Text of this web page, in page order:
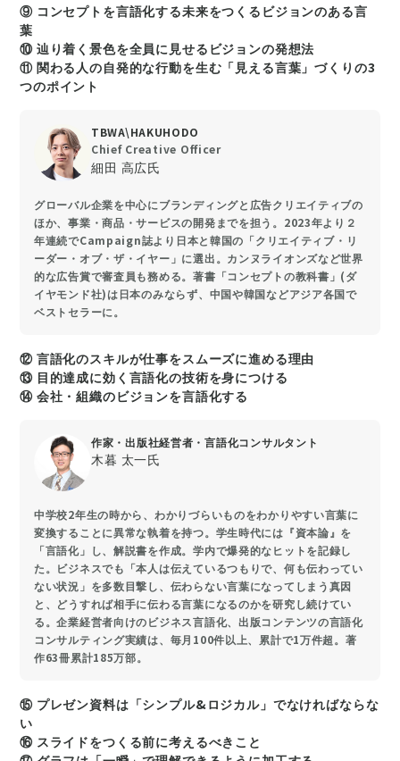
⑨ コンセプトを言語化する未来をつくるビジョンのある言
葉
⑩ 辿り着く景色を全員に見せるビジョンの発想法
⑪ 関わる人の自発的な行動を生む「見える言葉」づくりの3
つのポイント
TBWA\HAKUHODO
Chief Creative Officer
細田 高広氏
グローバル企業を中心にブランディングと広告クリエイティブの
ほか、事業・商品・サービスの開発までを担う。2023年より２
年連続でCampaign誌より日本と韓国の「クリエイティブ・リ
ーダー・オブ・ザ・イヤー」に選出。カンヌライオンズなど世界
的な広告賞で審査員も務める。著書「コンセプトの教科書」(ダ
イヤモンド社)は日本のみならず、中国や韓国などアジア各国で
ベストセラーに。
⑫ 言語化のスキルが仕事をスムーズに進める理由
⑬ 目的達成に効く言語化の技術を身につける
⑭ 会社・組織のビジョンを言語化する
作家・出版社経営者・言語化コンサルタント
木暮 太一氏
中学校2年生の時から、わかりづらいものをわかりやすい言葉に
変換することに異常な執着を持つ。学生時代には『資本論』を
「言語化」し、解説書を作成。学内で爆発的なヒットを記録し
た。ビジネスでも「本人は伝えているつもりで、何も伝わってい
ない状況」を多数目撃し、伝わらない言葉になってしまう真因
と、どうすれば相手に伝わる言葉になるのかを研究し続けてい
る。企業経営者向けのビジネス言語化、出版コンテンツの言語化
コンサルティング実績は、毎月100件以上、累計で1万件超。著
作63冊累計185万部。
⑮ プレゼン資料は「シンプル&ロジカル」でなければならな
い
⑯ スライドをつくる前に考えるべきこと